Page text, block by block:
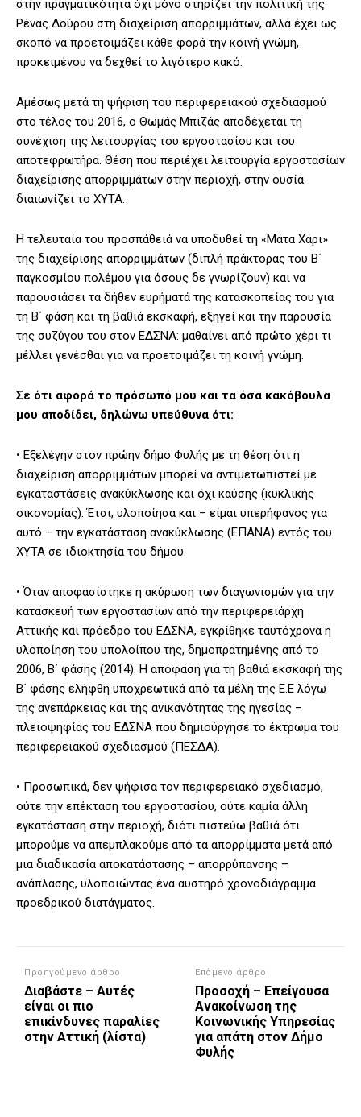
στην πραγματικότητα όχι μόνο στηρίζει την πολιτική της
Ρένας Δούρου στη διαχείριση απορριμμάτων, αλλά έχει ως
σκοπό να προετοιμάζει κάθε φορά την κοινή γνώμη,
προκειμένου να δεχθεί το λιγότερο κακό.
Αμέσως μετά τη ψήφιση του περιφερειακού σχεδιασμού
στο τέλος του 2016, ο Θωμάς Μπιζάς αποδέχεται τη
συνέχιση της λειτουργίας του εργοστασίου και του
αποτεφρωτήρα. Θέση που περιέχει λειτουργία εργοστασίων
διαχείρισης απορριμμάτων στην περιοχή, στην ουσία
διαιωνίζει το ΧΥΤΑ.
Η τελευταία του προσπάθειά να υποδυθεί τη «Μάτα Χάρι»
της διαχείρισης απορριμμάτων (διπλή πράκτορας του Β΄
παγκοσμίου πολέμου για όσους δε γνωρίζουν) και να
παρουσιάσει τα δήθεν ευρήματά της κατασκοπείας του για
τη Β΄ φάση και τη βαθιά εκσκαφή, εξηγεί και την παρουσία
της συζύγου του στον ΕΔΣΝΑ: μαθαίνει από πρώτο χέρι τι
μέλλει γενέσθαι για να προετοιμάζει τη κοινή γνώμη.
Σε ότι αφορά το πρόσωπό μου και τα όσα κακόβουλα
μου αποδίδει, δηλώνω υπεύθυνα ότι:
• Εξελέγην στον πρώην δήμο Φυλής με τη θέση ότι η
διαχείριση απορριμμάτων μπορεί να αντιμετωπιστεί με
εγκαταστάσεις ανακύκλωσης και όχι καύσης (κυκλικής
οικονομίας). Έτσι, υλοποίησα και – είμαι υπερήφανος για
αυτό – την εγκατάσταση ανακύκλωσης (ΕΠΑΝΑ) εντός του
ΧΥΤΑ σε ιδιοκτησία του δήμου.
• Όταν αποφασίστηκε η ακύρωση των διαγωνισμών για την
κατασκευή των εργοστασίων από την περιφερειάρχη
Αττικής και πρόεδρο του ΕΔΣΝΑ, εγκρίθηκε ταυτόχρονα η
υλοποίηση του υπολοίπου της, δημοπρατημένης από το
2006, Β΄ φάσης (2014). Η απόφαση για τη βαθιά εκσκαφή της
Β΄ φάσης ελήφθη υποχρεωτικά από τα μέλη της Ε.Ε λόγω
της ανεπάρκειας και της ανικανότητας της ηγεσίας –
πλειοψηφίας του ΕΔΣΝΑ που δημιούργησε το έκτρωμα του
περιφερειακού σχεδιασμού (ΠΕΣΔΑ).
• Προσωπικά, δεν ψήφισα τον περιφερειακό σχεδιασμό,
ούτε την επέκταση του εργοστασίου, ούτε καμία άλλη
εγκατάσταση στην περιοχή, διότι πιστεύω βαθιά ότι
μπορούμε να απεμπλακούμε από τα απορρίμματα μετά από
μια διαδικασία αποκατάστασης – απορρύπανσης –
ανάπλασης, υλοποιώντας ένα αυστηρό χρονοδιάγραμμα
προεδρικού διατάγματος.
Προηγούμενο άρθρο
Διαβάστε – Αυτές
είναι οι πιο
επικίνδυνες παραλίες
στην Αττική (λίστα)
Επόμενο άρθρο
Προσοχή – Επείγουσα
Ανακοίνωση της
Κοινωνικής Υπηρεσίας
για απάτη στον Δήμο
Φυλής